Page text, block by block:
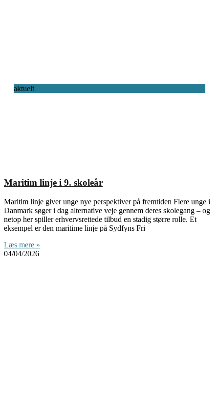
aktuelt
Maritim linje i 9. skoleår
Maritim linje giver unge nye perspektiver på fremtiden Flere unge i
Danmark søger i dag alternative veje gennem deres skolegang – og
netop her spiller erhvervsrettede tilbud en stadig større rolle. Et
eksempel er den maritime linje på Sydfyns Fri
Læs mere »
04/04/2026